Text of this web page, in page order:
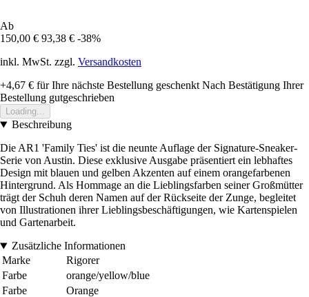
Ab
150,00 € 93,38 € -38%
inkl. MwSt. zzgl. Versandkosten
+4,67 € für Ihre nächste Bestellung geschenkt Nach Bestätigung Ihrer
Bestellung gutgeschrieben
Loading...
Beschreibung
Die AR1 'Family Ties' ist die neunte Auflage der Signature-Sneaker-
Serie von Austin. Diese exklusive Ausgabe präsentiert ein lebhaftes
Design mit blauen und gelben Akzenten auf einem orangefarbenen
Hintergrund. Als Hommage an die Lieblingsfarben seiner Großmütter
trägt der Schuh deren Namen auf der Rückseite der Zunge, begleitet
von Illustrationen ihrer Lieblingsbeschäftigungen, wie Kartenspielen
und Gartenarbeit.
Zusätzliche Informationen
Marke
Rigorer
Farbe
orange/yellow/blue
Farbe
Orange